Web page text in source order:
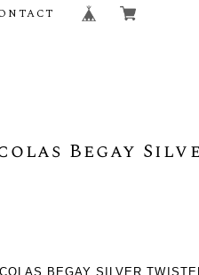
Begay
BEGAY SILVER